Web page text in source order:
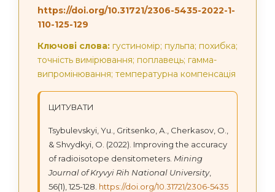
https://doi.org/10.31721/2306-5435-2022-1-
110-125-129
Ключові слова: густиномір; пульпа; похибка;
точність вимірювання; поплавець; гамма-
випромінювання; температурна компенсація
ЦИТУВАТИ
Tsybulevskyi, Yu., Gritsenko, А., Cherkasov, O.,
& Shvydkyi, О. (2022). Improving the accuracy
of radioisotope densitometers. Mining
Journal of Kryvyi Rih National University,
56(1), 125-128. https://doi.org/10.31721/2306-5435